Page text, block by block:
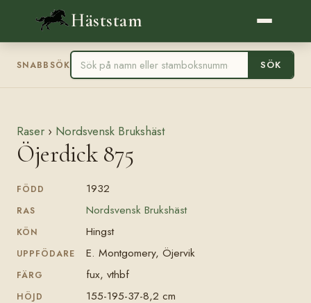
Häststam
SNABBSÖK SÖK
Raser › Nordsvensk Brukshäst
Öjerdick 875
FÖDD 1932
RAS Nordsvensk Brukshäst
KÖN Hingst
UPPFÖDARE E. Montgomery, Öjervik
FÄRG fux, vthbf
HÖJD 155-195-37-8,2 cm